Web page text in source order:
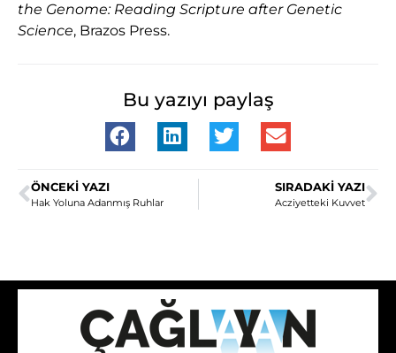
the Genome: Reading Scripture after Genetic
Science, Brazos Press.
Bu yazıyı paylaş
ÖNCEKI YAZI
Hak Yoluna Adanmış Ruhlar
SIRADAKI YAZI
Acziyetteki Kuvvet